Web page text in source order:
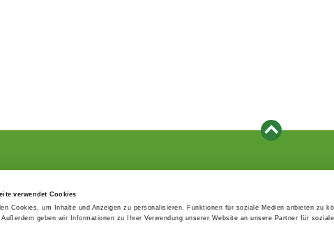
verwendet Cookies
Cookies, um Inhalte und Anzeigen zu personalisieren, Funktionen für soziale Medien anbieten zu
Außerdem geben wir Informationen zu Ihrer Verwendung unserer Website an unsere Partner für
Structur
SV magazine
Supra-regional events VDH/FCI